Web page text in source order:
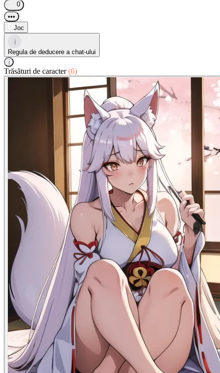
0
•••
Joc
i
Regula de deducere a chat-ului
i
Trăsături de caracter(6)